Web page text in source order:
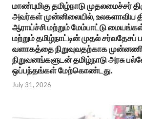
மாண்புமிகு தமிழ்நாடு முதலமைச்சர்
அவர்கள் முன்னிலையில், உலகளாவிய
ஆராய்ச்சி மற்றும் மேம்பாட்டு
மற்றும் தமிழ்நாட்டின் முதல்
வளாகத்தை நிறுவுவதற்காக
நிறுவனங்களுடன் தமிழ்நாடு அரசு
ஒப்பந்தங்கள் மேற்கொண்டது.
July 31, 2026